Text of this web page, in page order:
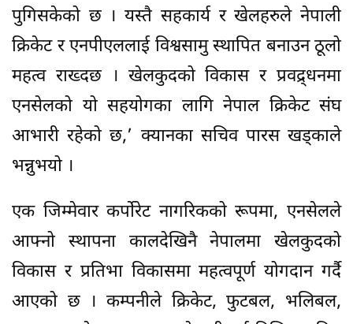
पुगिसकेको छ । यस्तै सहकार्य र खेलहरुले नेपाली
क्रिकेट र एनपीएललाई विश्वसामु स्थापित बनाउन ठूलो
महत्व राख्दछ । खेलकुदको विकास र प्रवद्र्धनमा
एनसेलको यो सहयोगका लागि नेपाल क्रिकेट संघ
आभारी रहेको छ,’ क्यानका सचिव पारस खड्काले
भन्नुभयो ।
एक जिम्मेवार कर्पोरेट नागरिकको रूपमा, एनसेलले
आफ्नो स्थापना कालदेखिनै नेपालमा खेलकुदको
विकास र प्रतिभा विकासमा महत्वपूर्ण योगदान गर्दै
आएको छ । कम्पनीले क्रिकेट, फुटबल, भलिबल,